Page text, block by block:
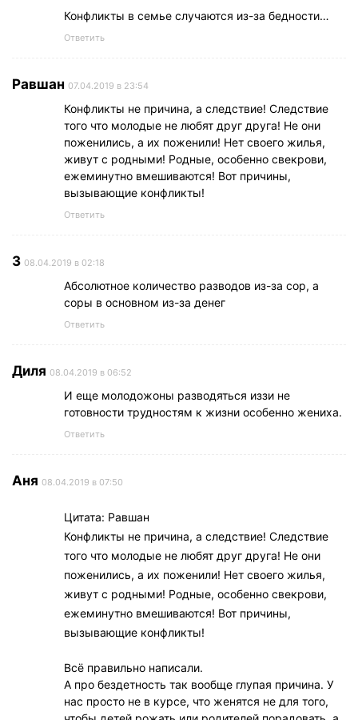
Конфликты в семье случаются из-за бедности…
Ответить
Равшан 07.04.2019 в 23:54
Конфликты не причина, а следствие! Следствие
того что молодые не любят друг друга! Не они
поженились, а их поженили! Нет своего жилья,
живут с родными! Родные, особенно свекрови,
ежеминутно вмешиваются! Вот причины,
вызывающие конфликты!
Ответить
З 08.04.2019 в 02:18
Абсолютное количество разводов из-за сор, а
соры в основном из-за денег
Ответить
Диля 08.04.2019 в 06:52
И еще молодожоны разводяться иззи не
готовности трудностям к жизни особенно жениха.
Ответить
Аня 08.04.2019 в 07:50
Цитата: Равшан
Конфликты не причина, а следствие! Следствие
того что молодые не любят друг друга! Не они
поженились, а их поженили! Нет своего жилья,
живут с родными! Родные, особенно свекрови,
ежеминутно вмешиваются! Вот причины,
вызывающие конфликты!
Всё правильно написали.
А про бездетность так вообще глупая причина. У
нас просто не в курсе, что женятся не для того,